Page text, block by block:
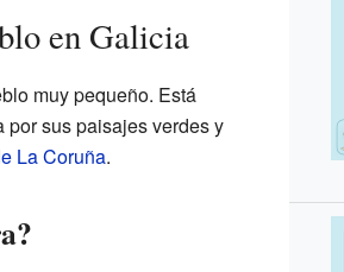
en Galicia
muy pequeño. Está
por sus paisajes verdes y
La Coruña.